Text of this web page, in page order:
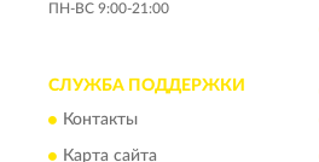
ПН-ВС 9:00-21:00
СЛУЖБА ПОДДЕРЖКИ
Контакты
Карта сайта